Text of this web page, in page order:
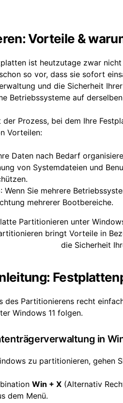
Vorteile &
ist heutzutage zwar
so vor, dass sie sofort
und die Sicherheit
Betriebssysteme auf
Prozess, bei dem Ihre
Vorteilen:
Daten nach Bedarf
von Systemdateien und
: Wenn Sie mehrere
mehrerer Bootbereiche.
bringt Vorteile in
die Sicherheit
des Partitionierens recht
Windows 11 folgen.
in
zu partitionieren, gehen
Win + X (Alternativ
dem Menü.